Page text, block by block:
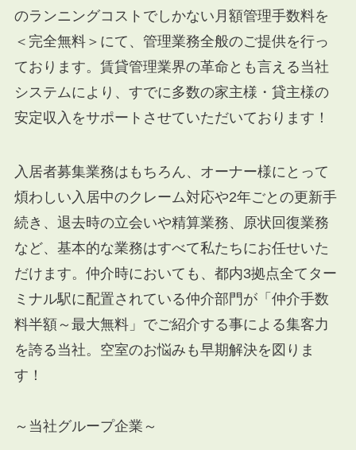
のランニングコストでしかない月額管理手数料を
＜完全無料＞にて、管理業務全般のご提供を行っ
ております。賃貸管理業界の革命とも言える当社
システムにより、すでに多数の家主様・貸主様の
安定収入をサポートさせていただいております！
入居者募集業務はもちろん、オーナー様にとって
煩わしい入居中のクレーム対応や2年ごとの更新手
続き、退去時の立会いや精算業務、原状回復業務
など、基本的な業務はすべて私たちにお任せいた
だけます。仲介時においても、都内3拠点全てター
ミナル駅に配置されている仲介部門が「仲介手数
料半額～最大無料」でご紹介する事による集客力
を誇る当社。空室のお悩みも早期解決を図りま
す！
～当社グループ企業～